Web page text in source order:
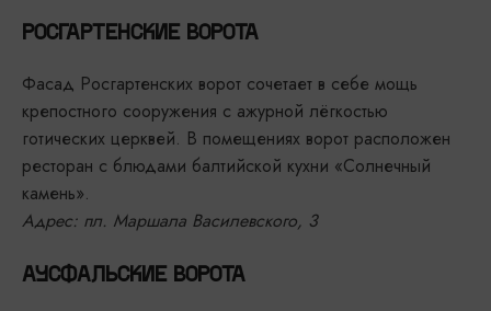
РОСГАРТЕНСКИЕ ВОРОТА
Фасад Росгартенских ворот сочетает в себе мощь
крепостного сооружения с ажурной лёгкостью
готических церквей. В помещениях ворот расположен
ресторан с блюдами балтийской кухни «Солнечный
камень».
Адрес: пл. Маршала Василевского, 3
АУСФАЛЬСКИЕ ВОРОТА